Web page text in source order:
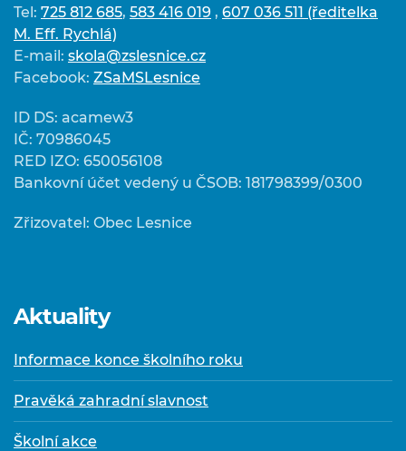
Tel: 725 812 685, 583 416 019 , 607 036 511 (ředitelka
M. Eff. Rychlá)
E-mail: skola@zslesnice.cz
Facebook: ZSaMSLesnice
ID DS: acamew3
IČ: 70986045
RED IZO: 650056108
Bankovní účet vedený u ČSOB: 181798399/0300
Zřizovatel: Obec Lesnice
Aktuality
Informace konce školního roku
Pravěká zahradní slavnost
Školní akce